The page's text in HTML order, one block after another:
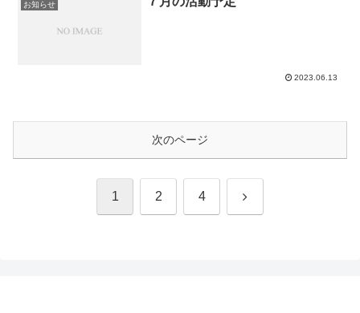
お知らせ
2023.06.13
次のページ
1 2 4 次